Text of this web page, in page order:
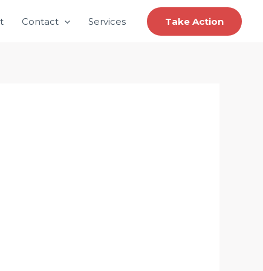
Contact Services Take Action